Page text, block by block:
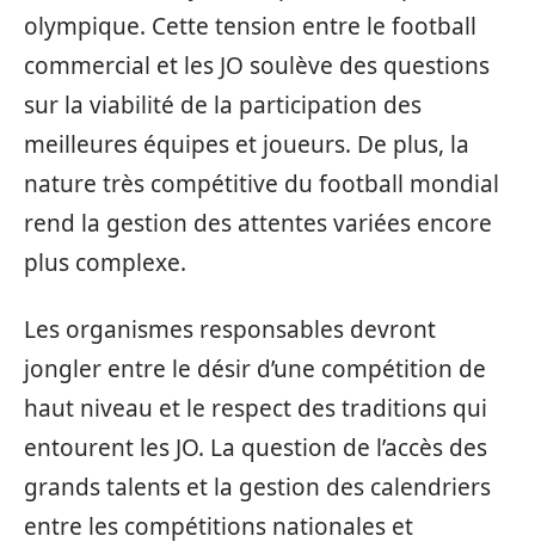
olympique. Cette tension entre le football
commercial et les JO soulève des questions
sur la viabilité de la participation des
meilleures équipes et joueurs. De plus, la
nature très compétitive du football mondial
rend la gestion des attentes variées encore
plus complexe.
Les organismes responsables devront
jongler entre le désir d’une compétition de
haut niveau et le respect des traditions qui
entourent les JO. La question de l’accès des
grands talents et la gestion des calendriers
entre les compétitions nationales et